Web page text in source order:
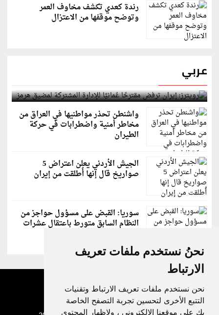
نحنُ نستخدم ملفات تعريف
الارتباط
نحن نستخدم ملفات تعريف الارتباط وتقنيات
التتبع الأخرى لتحسين تجربة التصفح الخاصة
بك على موقعنا الإلكتروني ، ولإظهار المحتوى
رندة كعدي تكشف مخاوف العمر
وتوضح موقفها من الاعتزال
عربي
رويترز: إيران ترفض مقترحًا عُمانيًا للإدارة المشتركة
لمضيق هرمز
واشنطن تحذر مواطنيها في العراق من
مخاطر أمنية واضطرابات في حركة
الطيران
الجيش الأردني يعلن اعتراض 5
صواريخ قال إنها أُطلقت من إيران
سوريا: القبض على مسؤول حواجز من
النظام السابق متورط باعتقال عشرات